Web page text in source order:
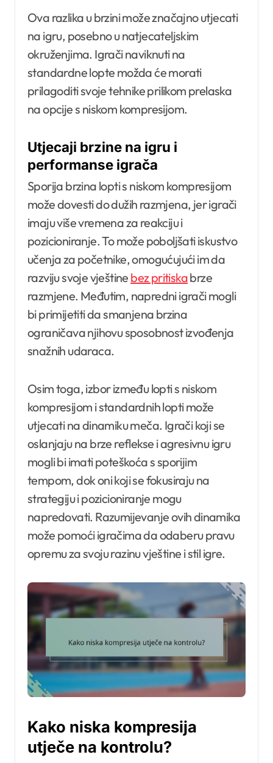
Ova razlika u brzini može značajno utjecati
na igru, posebno u natjecateljskim
okruženjima. Igrači naviknuti na
standardne lopte možda će morati
prilagoditi svoje tehnike prilikom prelaska
na opcije s niskom kompresijom.
Utjecaji brzine na igru i
performanse igrača
Sporija brzina lopti s niskom kompresijom
može dovesti do dužih razmjena, jer igrači
imaju više vremena za reakciju i
pozicioniranje. To može poboljšati iskustvo
učenja za početnike, omogućujući im da
razviju svoje vještine bez pritiskabrze
razmjene. Međutim, napredni igrači mogli
bi primijetiti da smanjena brzina
ograničava njihovu sposobnost izvođenja
snažnih udaraca.
Osim toga, izbor između lopti s niskom
kompresijom i standardnih lopti može
utjecati na dinamiku meča. Igrači koji se
oslanjaju na brze reflekse i agresivnu igru
mogli bi imati poteškoća s sporijim
tempom, dok oni koji se fokusiraju na
strategiju i pozicioniranje mogu
napredovati. Razumijevanje ovih dinamika
može pomoći igračima da odaberu pravu
opremu za svoju razinu vještine i stil igre.
Kako niska kompresija
utječe na kontrolu?